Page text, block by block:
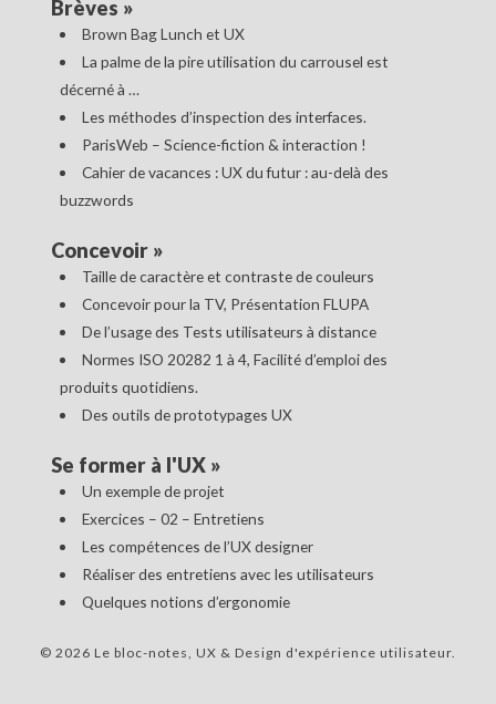
Brèves »
Brown Bag Lunch et UX
La palme de la pire utilisation du carrousel est
décerné à …
Les méthodes d’inspection des interfaces.
ParisWeb – Science-fiction & interaction !
Cahier de vacances : UX du futur : au-delà des
buzzwords
Concevoir»
Taille de caractère et contraste de couleurs
Concevoir pour la TV, Présentation FLUPA
De l’usage des Tests utilisateurs à distance
Normes ISO 20282 1 à 4, Facilité d’emploi des
produits quotidiens.
Des outils de prototypages UX
Se former à l'UX»
Un exemple de projet
Exercices – 02 – Entretiens
Les compétences de l’UX designer
Réaliser des entretiens avec les utilisateurs
Quelques notions d’ergonomie
© 2026 Le bloc-notes, UX & Design d'expérience utilisateur